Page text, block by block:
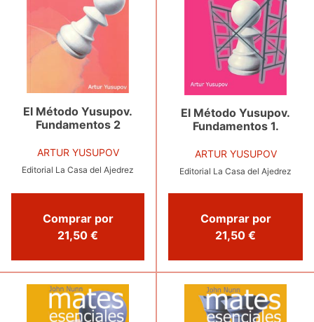
El Método Yusupov.
Fundamentos 2
ARTUR YUSUPOV
Editorial La Casa del Ajedrez
Comprar por
21,50 €
El Método Yusupov.
Fundamentos 1.
ARTUR YUSUPOV
Editorial La Casa del Ajedrez
Comprar por
21,50 €